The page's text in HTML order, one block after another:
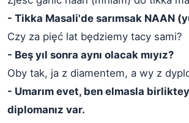
- Tikka Masali'de sarımsak NAAN
Czy za pięć lat będziemy tacy sami?
- Beş yıl sonra aynı olacak mıyız?
Oby tak, ja z diamentem, a wy z
- Umarım evet, ben elmasla
diplomanız var.